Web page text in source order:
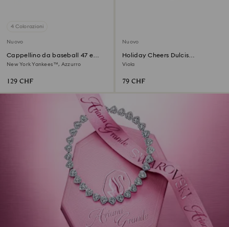
4 Colorazioni
Nuovo
Cappellino da baseball 47 e
MLB® – Edizione Limitata
New York Yankees™, Azzurro
129 CHF
Nuovo
Holiday Cheers Dulcis
Decorazione Caramella
Viola
79 CHF